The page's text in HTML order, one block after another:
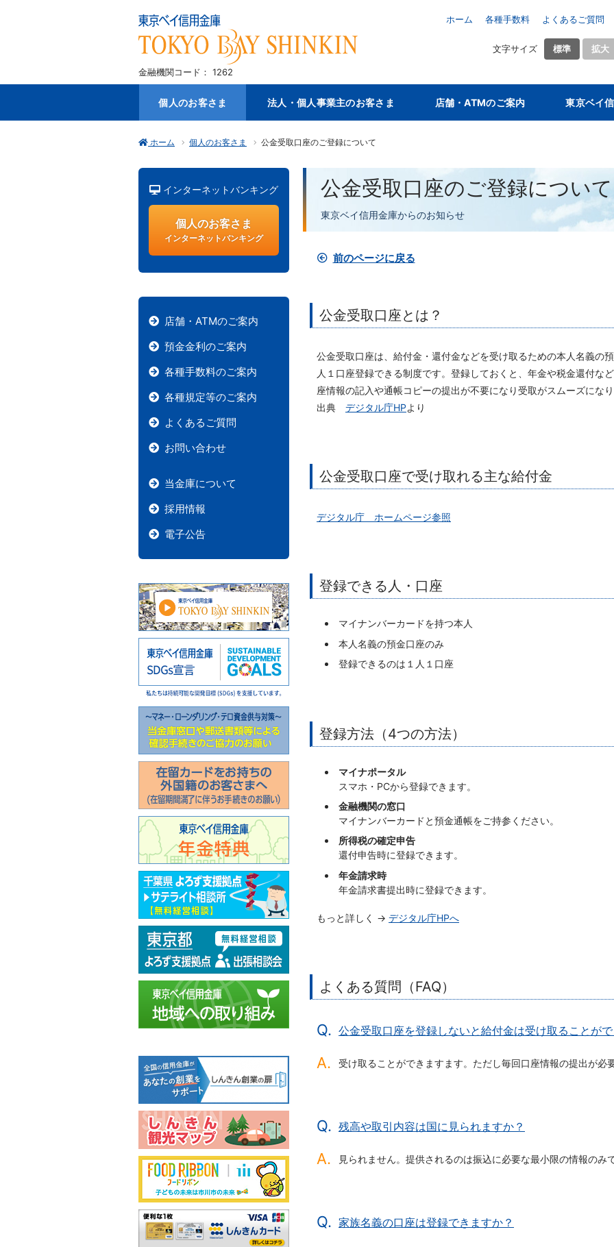
金融機関コード： 1262
ホーム 各種手数料 よくあるご質問
文字サイズ 標準 拡大
個人のお客さま 法人・個人事業主のお客さま 店舗・ATMのご案内 東京ベイ
ホーム 個人のお客さま 公金受取口座のご登録について
インターネットバンキング
個人のお客さま
インターネットバンキング
店舗・ATMのご案内
預金金利のご案内
各種手数料のご案内
各種規定等のご案内
よくあるご質問
お問い合わせ
当金庫について
採用情報
電子公告
公金受取口座のご登録について
東京ベイ信用金庫からのお知らせ
前のページに戻る
公金受取口座とは？
公金受取口座は、給付金・還付金などを受け取るための本人名義の
人１口座登録できる制度です。登録しておくと、年金や税金還付な
座情報の記入や通帳コピーの提出が不要になり受取がスムーズになり
出典 デジタル庁HPより
公金受取口座で受け取れる主な給付金
デジタル庁 ホームページ参照
登録できる人・口座
マイナンバーカードを持つ本人
本人名義の預金口座のみ
登録できるのは１人１口座
登録方法（4つの方法）
マイナポータル
スマホ・PCから登録できます。
金融機関の窓口
マイナンバーカードと預金通帳をご持参ください。
所得税の確定申告
還付申告時に登録できます。
年金請求時
年金請求書提出時に登録できます。
もっと詳しく → デジタル庁HPへ
よくある質問（FAQ）
公金受取口座を登録しないと給付金は受け取ることが
受け取ることができますます。ただし毎回口座情報の提出が必要
残高や取引内容は国に見られますか？
見られません。提供されるのは振込に必要な最小限の情報のみで
家族名義の口座は登録できますか？